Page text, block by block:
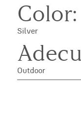
Color:
Silver
Outdoor